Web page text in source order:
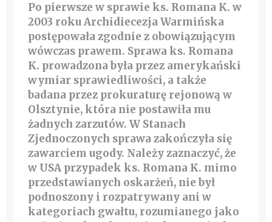
Po pierwsze w sprawie ks. Romana K. w
2003 roku Archidiecezja Warmińska
postępowała zgodnie z obowiązującym
wówczas prawem. Sprawa ks. Romana
K. prowadzona była przez amerykański
wymiar sprawiedliwości, a także
badana przez prokuraturę rejonową w
Olsztynie, która nie postawiła mu
żadnych zarzutów. W Stanach
Zjednoczonych sprawa zakończyła się
zawarciem ugody. Należy zaznaczyć, że
w USA przypadek ks. Romana K. mimo
przedstawianych oskarżeń, nie był
podnoszony i rozpatrywany ani w
kategoriach gwałtu, rozumianego jako